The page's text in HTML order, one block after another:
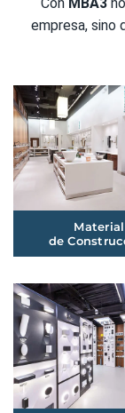
empresa, sino
Material
dE